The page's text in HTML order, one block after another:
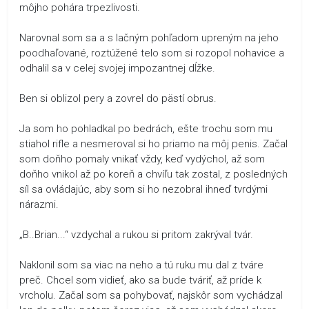
môjho pohára trpezlivosti.
Narovnal som sa a s lačným pohľadom upreným na jeho
poodhaľované, roztúžené telo som si rozopol nohavice a
odhalil sa v celej svojej impozantnej dĺžke.
Ben si oblizol pery a zovrel do pästí obrus.
Ja som ho pohladkal po bedrách, ešte trochu som mu
stiahol rifle a nesmeroval si ho priamo na môj penis. Začal
som doňho pomaly vnikať vždy, keď vydýchol, až som
doňho vnikol až po koreň a chvíľu tak zostal, z posledných
síl sa ovládajúc, aby som si ho nezobral ihneď tvrdými
nárazmi.
„B..Brian...“ vzdychal a rukou si pritom zakrýval tvár.
Naklonil som sa viac na neho a tú ruku mu dal z tváre
preč. Chcel som vidieť, ako sa bude tváriť, až príde k
vrcholu. Začal som sa pohybovať, najskôr som vychádzal